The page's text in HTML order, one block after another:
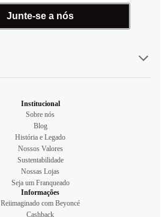
Junte-se a nós
Institucional
Sobre nós
Blog
História e Legado
Nossos Valores
Sustentabilidade
Nossas Lojas
Seja um Franqueado
Informações
Reiimaginado com Beyoncé
Cashback